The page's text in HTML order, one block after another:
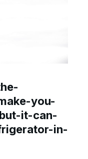
you-
it-can-
in-